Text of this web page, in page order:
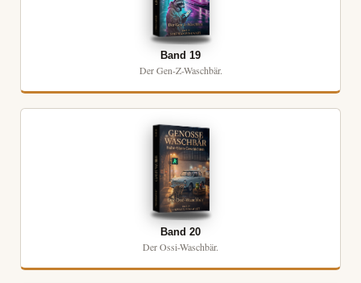
Band 19
Der Gen-Z-Waschbär.
Band 20
Der Ossi-Waschbär.